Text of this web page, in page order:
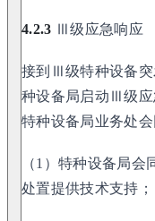
4.2.3 Ⅲ级应急响应
接到Ⅲ级特种设备突
种设备局启动Ⅲ级应
特种设备局业务处
（1）特种设备局
处置提供技术支持；